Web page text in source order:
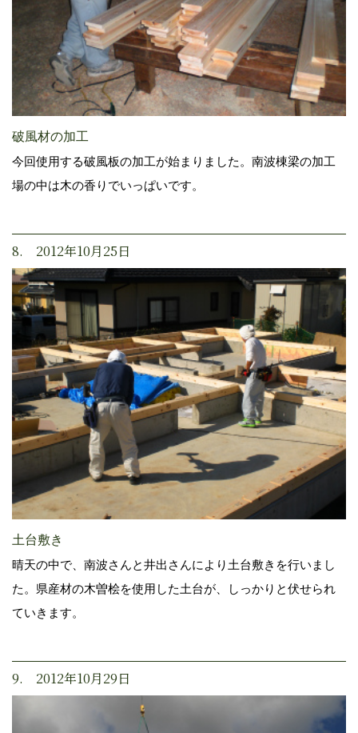
破風材の加工
今回使用する破風板の加工が始まりました。南波棟梁の加工
場の中は木の香りでいっぱいです。
8. 2012年10月25日
土台敷き
晴天の中で、南波さんと井出さんにより土台敷きを行いまし
た。県産材の木曽桧を使用した土台が、しっかりと伏せられ
ていきます。
9. 2012年10月29日